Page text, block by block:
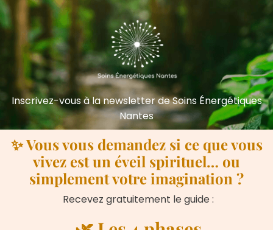
Inscrivez-vous à la newsletter de Soins Énergétiques
Nantes
✨ Vous vous demandez si ce que vous
vivez est un éveil spirituel… ou
simplement votre imagination ?
Recevez gratuitement le guide :